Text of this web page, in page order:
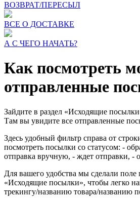
ВОЗВРАТ/ПЕРЕСЫЛ
ВСЕ О ДОСТАВКЕ
А С ЧЕГО НАЧАТЬ?
Как посмотреть
отправленные
Зайдите в раздел «Исходящие
Там вы увидите все отправленные
Здесь удобный фильтр справа от
посмотреть посылки со статусом: -
отправка вручную, - ждет отправки, -
Для вашего удобства мы сделали поле
«Исходящие посылки», чтобы легко
трекингу/названию товара/названию